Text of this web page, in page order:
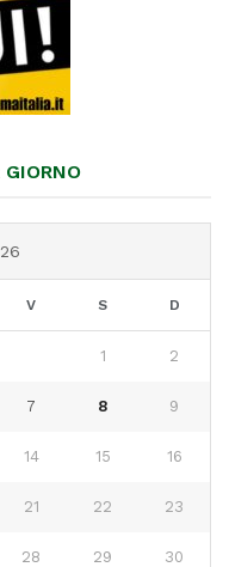
V S D
1 2
7 8 9
14 15 16
21 22 23
28 29 30